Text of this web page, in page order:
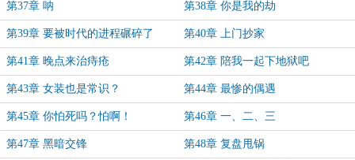
第37章 呐 第38章 你是我的劫
第39章 要被时代的进程碾碎了 第40章 上门抄家
第41章 晚点来治痔疮 第42章 陪我一起下地狱吧
第43章 女装也是常识？ 第44章 最惨的偶遇
第45章 你怕死吗？怕啊！ 第46章 一、二、三
第47章 黑暗交锋 第48章 复盘甩锅